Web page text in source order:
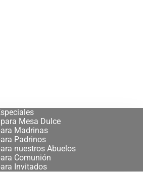
Mesa Dulce
Madrinas
Padrinos
nuestros Abuelos
Comunión
Invitados